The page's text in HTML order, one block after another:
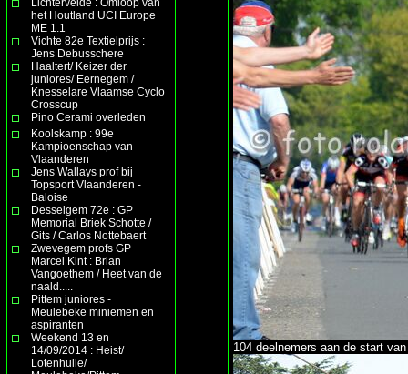
het Houtland UCI Europe
ME 1.1
Vichte 82e Textielprijs :
Jens Debusschere
Haaltert/ Keizer der
juniores/ Eernegem /
Knesselare Vlaamse Cyclo
Crosscup
Pino Cerami overleden
Koolskamp : 99e
Kampioenschap van
Vlaanderen
Jens Wallays prof bij
Topsport Vlaanderen -
Baloise
Desselgem 72e : GP
Memorial Briek Schotte /
Gits / Carlos Nottebaert
Zwevegem profs GP
Marcel Kint : Brian
Vangoethem / Heet van de
naald.....
Pittem juniores -
Meulebeke miniemen en
aspiranten
Weekend 13 en
14/09/2014 : Heist/
Lotenhulle/
104 deelnemers aan de start